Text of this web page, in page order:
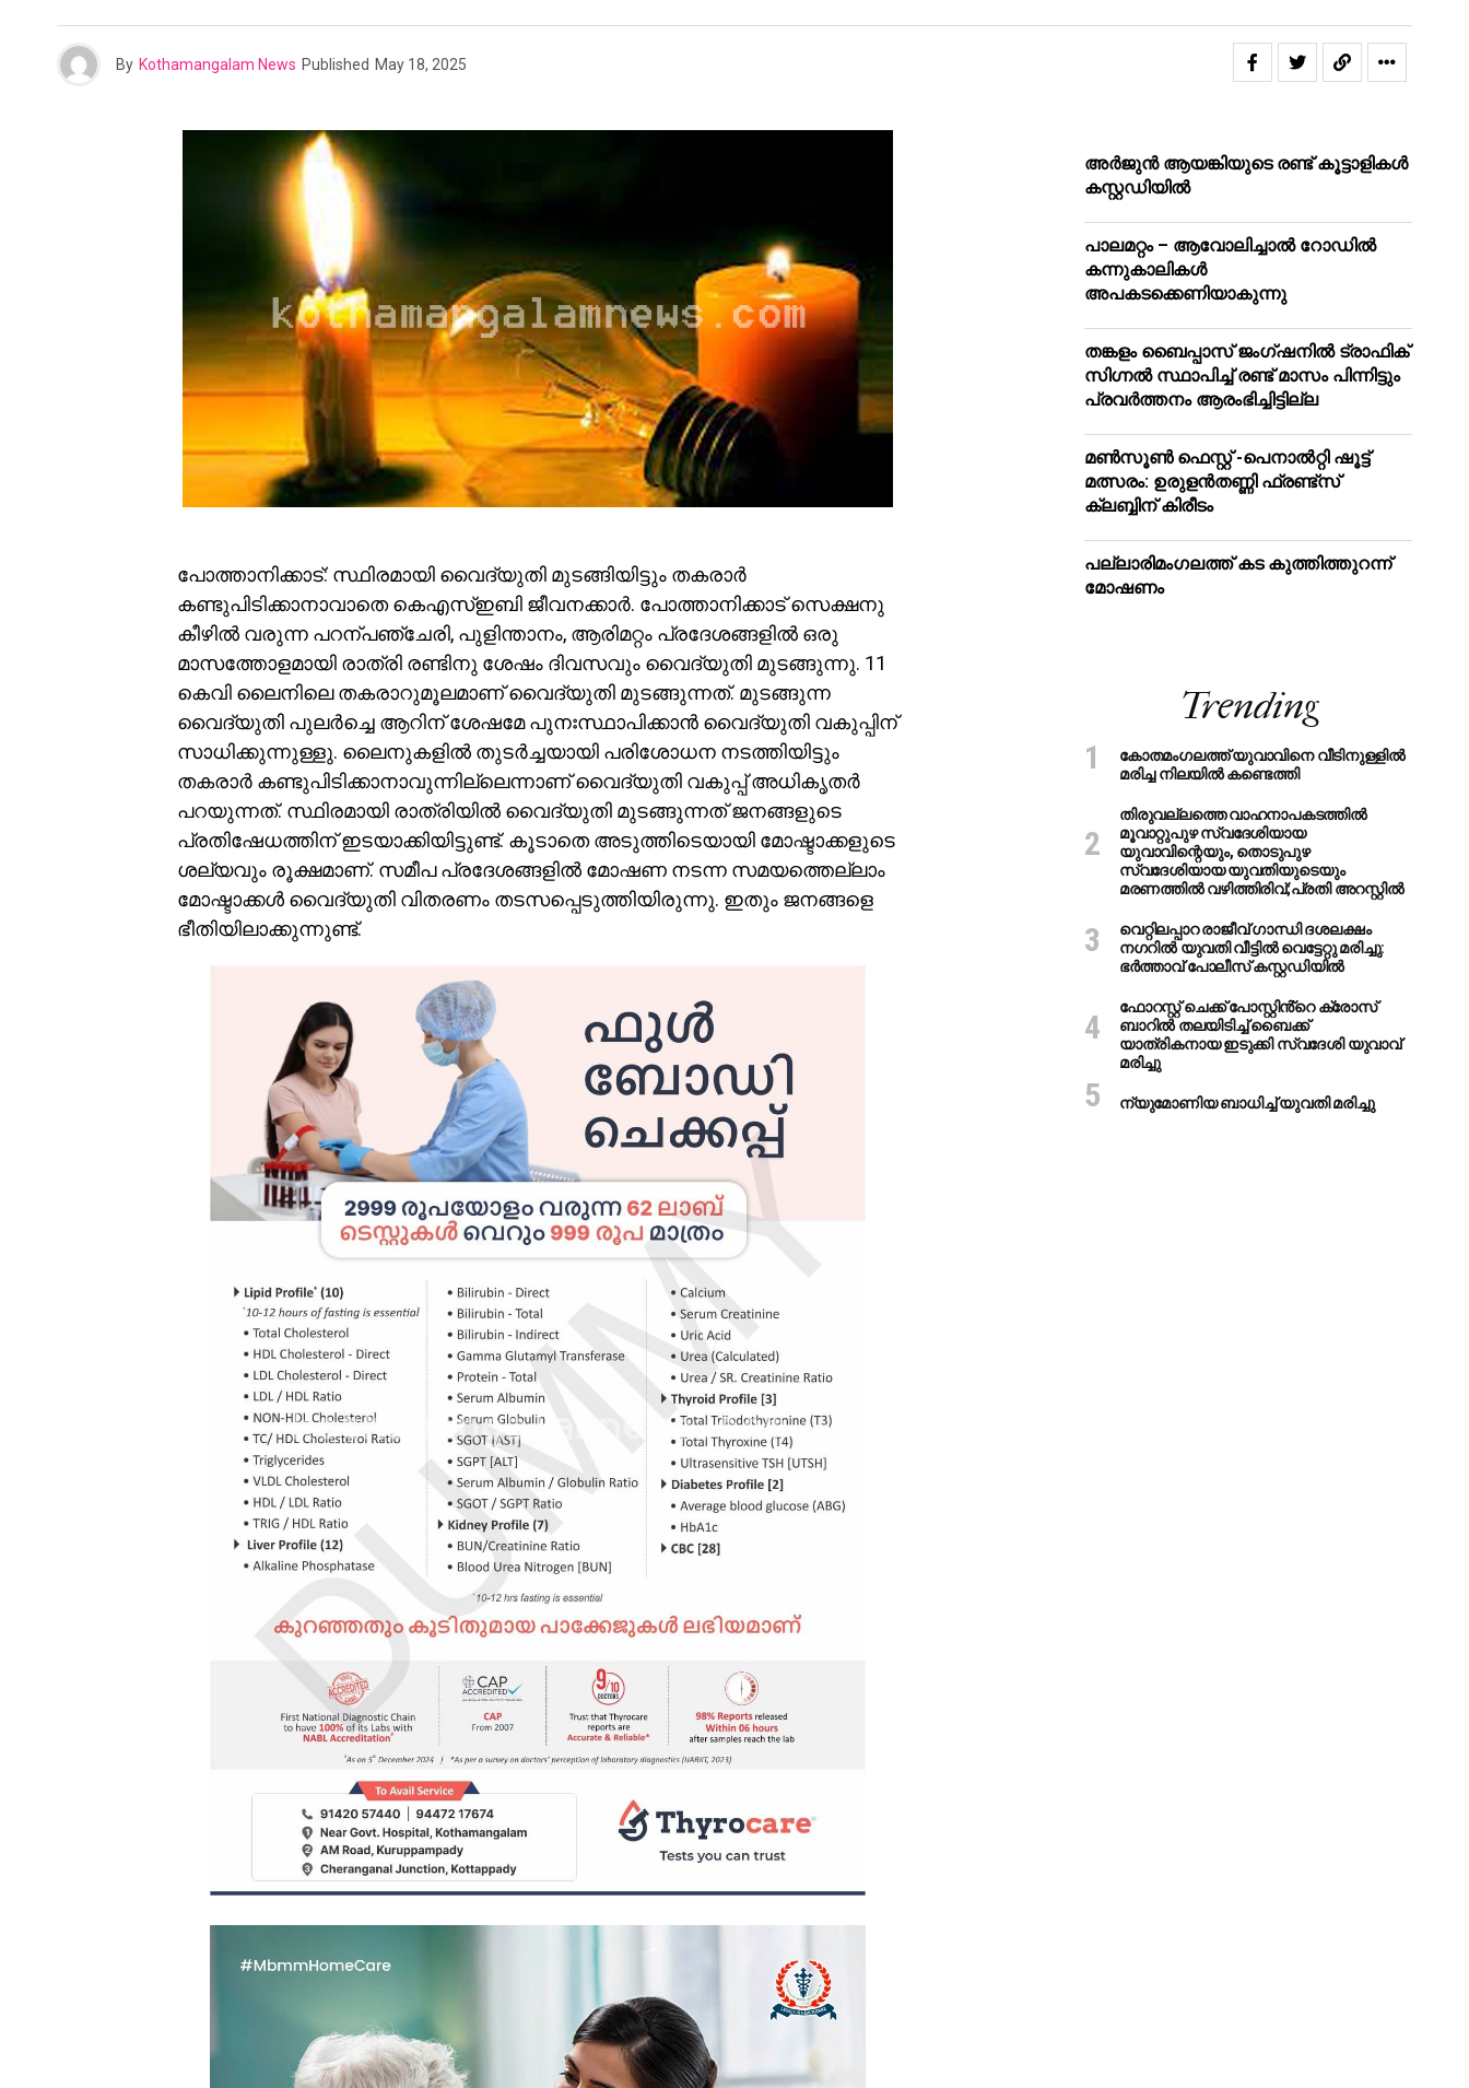
By Kothamangalam News Published May 18, 2025
പോത്താനിക്കാട്: സ്ഥിരമായി വൈദ്യുതി മുടങ്ങിയിട്ടും തകരാര്‍
കണ്ടുപിടിക്കാനാവാതെ കെഎസ്ഇബി ജീവനക്കാര്‍. പോത്താനിക്കാട് സെക്ഷനു
കീഴില്‍ വരുന്ന പറന്പഞ്ചേരി, പുളിന്താനം, ആരിമറ്റം പ്രദേശങ്ങളില്‍ ഒരു
മാസത്തോളമായി രാത്രി രണ്ടിനു ശേഷം ദിവസവും വൈദ്യുതി മുടങ്ങുന്നു. 11
കെവി ലൈനിലെ തകരാറുമൂലമാണ് വൈദ്യുതി മുടങ്ങുന്നത്. മുടങ്ങുന്ന
വൈദ്യുതി പുലര്‍ച്ചെ ആറിന് ശേഷമേ പുനഃസ്ഥാപിക്കാന്‍ വൈദ്യുതി വകുപ്പിന്
സാധിക്കുന്നുള്ളു. ലൈനുകളില്‍ തുടര്‍ച്ചയായി പരിശോധന നടത്തിയിട്ടും
തകരാര്‍ കണ്ടുപിടിക്കാനാവുന്നില്ലെന്നാണ് വൈദ്യുതി വകുപ്പ് അധികൃതര്‍
പറയുന്നത്. സ്ഥിരമായി രാത്രിയില്‍ വൈദ്യുതി മുടങ്ങുന്നത് ജനങ്ങളുടെ
പ്രതിഷേധത്തിന് ഇടയാക്കിയിട്ടുണ്ട്. കൂടാതെ അടുത്തിടെയായി മോഷ്ടാക്കളുടെ
ശല്യവും രൂക്ഷമാണ്. സമീപ പ്രദേശങ്ങളില്‍ മോഷണ നടന്ന സമയത്തെല്ലാം
മോഷ്ടാക്കള്‍ വൈദ്യുതി വിതരണം തടസപ്പെടുത്തിയിരുന്നു. ഇതും ജനങ്ങളെ
ഭീതിയിലാക്കുന്നുണ്ട്.
അർജുൻ ആയങ്കിയുടെ രണ്ട് കൂട്ടാളികൾ
കസ്റ്റഡിയിൽ
പാലമറ്റം – ആവോലിച്ചാൽ റോഡിൽ
കന്നുകാലികൾ
അപകടക്കെണിയാകുന്നു
തങ്കളം ബൈപ്പാസ് ജംഗ്ഷനിൽ ട്രാഫിക്
സിഗ്നല്‍ സ്ഥാപിച്ച് രണ്ട് മാസം പിന്നിട്ടും
പ്രവർത്തനം ആരംഭിച്ചിട്ടില്ല
മൺസൂൺ ഫെസ്റ്റ് -പെനാൽറ്റി ഷൂട്ട്
മത്സരം: ഉരുളൻതണ്ണി ഫ്രണ്ട്സ്
ക്ലബ്ബിന് കിരീടം
പ​ല്ലാ​രി​മം​ഗ​ല​ത്ത് ക​ട കു​ത്തി​ത്തുറ​ന്ന്
മോ​ഷ​ണം
Trending
കോതമംഗലത്ത് യുവാവിനെ വീടിനുള്ളിൽ
മരിച്ച നിലയിൽ കണ്ടെത്തി
തിരുവല്ലത്തെ വാഹനാപകടത്തില്‍
മൂവാറ്റുപുഴ സ്വദേശിയായ
യുവാവിന്റെയും, തൊടുപുഴ
സ്വദേശിയായ യുവതിയുടെയും
മരണത്തില്‍ വഴിത്തിരിവ്;പ്രതി അറസ്റ്റില്‍
വെറ്റിലപ്പാറ രാജീവ് ഗാന്ധി ദശലക്ഷം
നഗറിൽ യുവതി വീട്ടിൽ വെട്ടേറ്റു മരിച്ചു:
ഭർത്താവ് പോലീസ് കസ്റ്റഡിയിൽ
ഫോറസ്റ്റ് ചെക്ക് പോസ്റ്റിൻ്റെ ക്രോസ്
ബാറില്‍ തലയിടിച്ച് ബൈക്ക്
യാത്രികനായ ഇടുക്കി സ്വദേശി യുവാവ്
മരിച്ചു
ന്യുമോണിയ ബാധിച്ച് യുവതി മരിച്ചു